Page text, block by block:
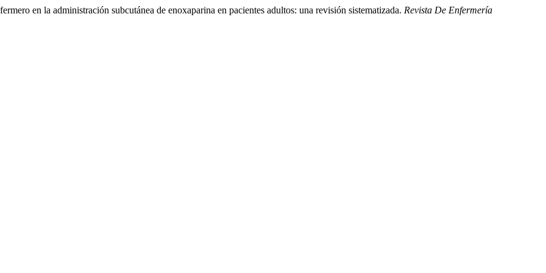
en la administración subcutánea de enoxaparina en pacientes adultos: una revisión sistematizada. Revista De Enfermería